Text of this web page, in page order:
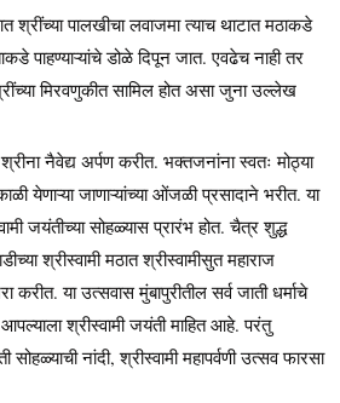
श्रींच्या पालखीचा लवाजमा त्याच थाटात मठाकडे
पाहण्याऱ्यांचे डोळे दिपून जात. एवढेच नाही तर
मिरवणुकीत सामिल होत असा जुना उल्लेख
नैवेद्य अर्पण करीत. भक्तजनांना स्वतः मोठ्या
येणाऱ्या जाणाऱ्यांच्या ओंजळी प्रसादाने भरीत. या
जयंतीच्या सोहळ्यास प्रारंभ होत. चैत्र शुद्ध
श्रीस्वामी मठात श्रीस्वामीसुत महाराज
या उत्सवास मुंबापुरीतील सर्व जाती धर्माचे
श्रीस्वामी जयंती माहित आहे. परंतु
सोहळ्याची नांदी, श्रीस्वामी महापर्वणी उत्सव फारसा